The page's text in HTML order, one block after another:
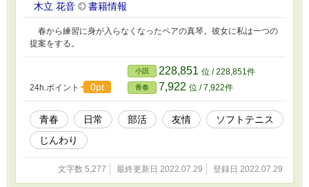
木立 花音 書籍情報
春から練習に身が入らなくなったペアの真琴。彼女に私は一つの
提案をする。
24h.ポイント 0pt
小説 228,851 位 / 228,851件
青春 7,922 位 / 7,922件
青春 日常 部活 友情
ソフトテニス
じんわり
文字数 5,277 最終更新日 2022.07.29 登録日 2022.07.29